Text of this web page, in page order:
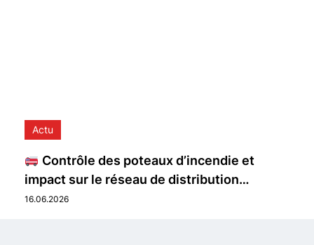
Actu
Contrôle des poteaux d’incendie et
impact sur le réseau de distribution…
16.06.2026